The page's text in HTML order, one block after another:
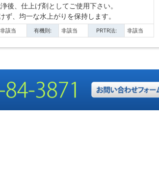
後、仕上げ剤としてご使用下さい。
、均一な水上がりを保持します。
非該当 有機則: 非該当 PRTR法: 非該当